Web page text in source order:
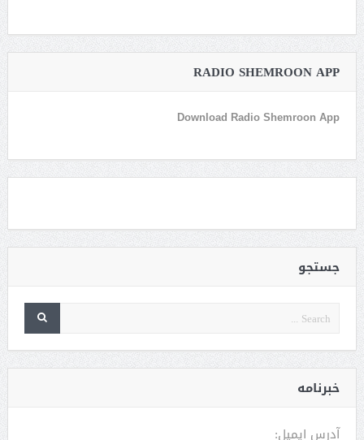
RADIO SHEMROON APP
Download Radio Shemroon App
جستجو
خبرنامه
آدرس ایمیل: